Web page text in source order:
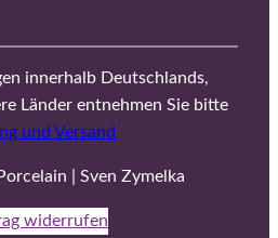
innerhalb Deutschlands,
Länder entnehmen Sie bitte
und Versand
| Sven Zymelka
widerrufen